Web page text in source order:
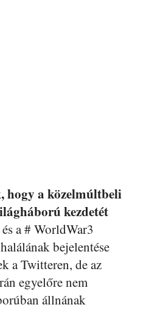
hogy a közelmúltbeli
kezdetét
a # WorldWar3
bejelentése
a Twitteren, de az
egyelőre nem
állnának